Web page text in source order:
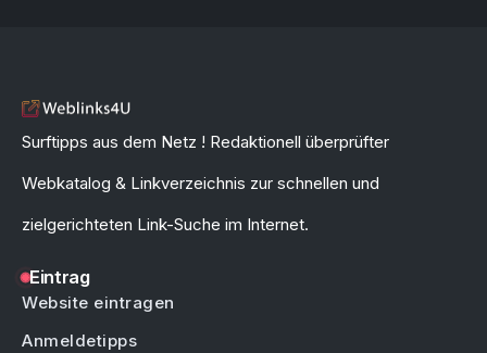
Surftipps aus dem Netz ! Redaktionell überprüfter
Webkatalog & Linkverzeichnis zur schnellen und
zielgerichteten Link-Suche im Internet.
Eintrag
Website eintragen
Anmeldetipps